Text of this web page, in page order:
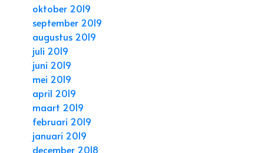
oktober 2019
september 2019
augustus 2019
juli 2019
juni 2019
mei 2019
april 2019
maart 2019
februari 2019
januari 2019
december 2018